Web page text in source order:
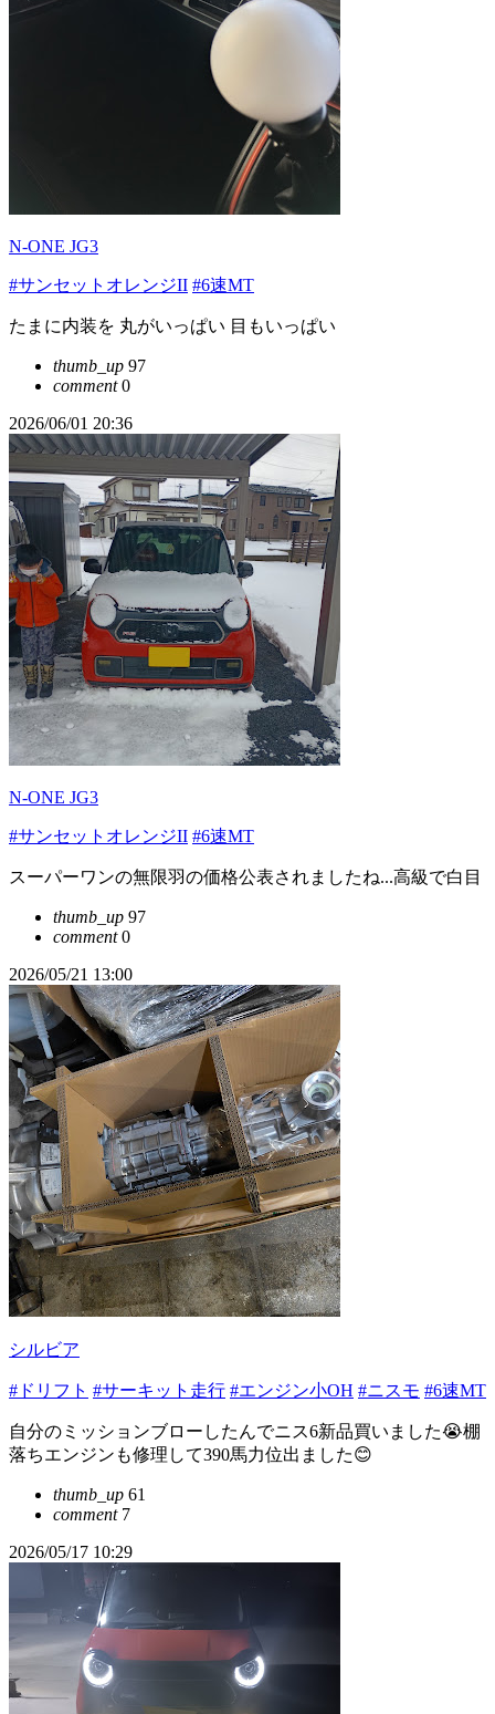
N-ONE JG3
#サンセットオレンジII #6速MT
たまに内装を 丸がいっぱい 目もいっぱい
thumb_up 97
comment0
2026/06/01 20:36
N-ONE JG3
#サンセットオレンジII #6速MT
スーパーワンの無限羽の価格公表されましたね...高級で白目
thumb_up 97
comment0
2026/05/21 13:00
シルビア
#ドリフト #サーキット走行 #エンジン小OH #ニスモ #6速MT
自分のミッションブローしたんでニス6新品買いました😭棚
落ちエンジンも修理して390馬力位出ました😊
thumb_up 61
comment7
2026/05/17 10:29